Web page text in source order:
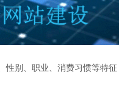
别、职业、消费习惯等特